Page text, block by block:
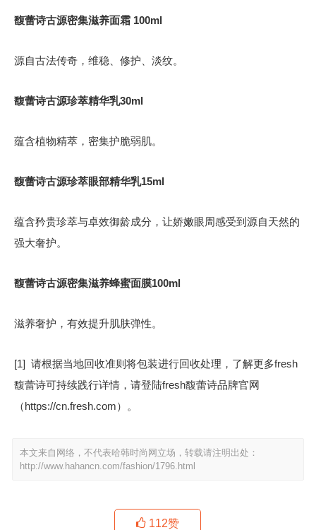
馥蕾诗古源密集滋养面霜 100ml
源自古法传奇，维稳、修护、淡纹。
馥蕾诗古源珍萃精华乳30ml
蕴含植物精萃，密集护脆弱肌。
馥蕾诗古源珍萃眼部精华乳15ml
蕴含矜贵珍萃与卓效御龄成分，让娇嫩眼周感受到源自天然的
强大奢护。
馥蕾诗古源密集滋养蜂蜜面膜100ml
滋养奢护，有效提升肌肤弹性。
[1] 请根据当地回收准则将包装进行回收处理，了解更多fresh
馥蕾诗可持续践行详情，请登陆fresh馥蕾诗品牌官网
（https://cn.fresh.com）。
本文来自网络，不代表哈韩时尚网立场，转载请注明出处：
http://www.hahancn.com/fashion/1796.html
112赞